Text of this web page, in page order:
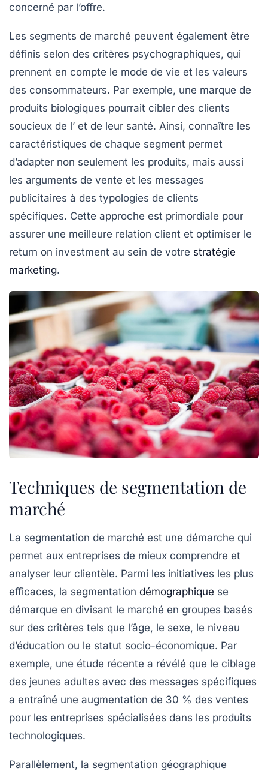
concerné par l’offre.
Les segments de marché peuvent également être
définis selon des critères psychographiques, qui
prennent en compte le mode de vie et les valeurs
des consommateurs. Par exemple, une marque de
produits biologiques pourrait cibler des clients
soucieux de l’ et de leur santé. Ainsi, connaître les
caractéristiques de chaque segment permet
d’adapter non seulement les produits, mais aussi
les arguments de vente et les messages
publicitaires à des typologies de clients
spécifiques. Cette approche est primordiale pour
assurer une meilleure relation client et optimiser le
return on investment au sein de votre stratégie
marketing.
Techniques de segmentation de
marché
La segmentation de marché est une démarche qui
permet aux entreprises de mieux comprendre et
analyser leur clientèle. Parmi les initiatives les plus
efficaces, la segmentation démographique se
démarque en divisant le marché en groupes basés
sur des critères tels que l’âge, le sexe, le niveau
d’éducation ou le statut socio-économique. Par
exemple, une étude récente a révélé que le ciblage
des jeunes adultes avec des messages spécifiques
a entraîné une augmentation de 30 % des ventes
pour les entreprises spécialisées dans les produits
technologiques.
Parallèlement, la segmentation géographique